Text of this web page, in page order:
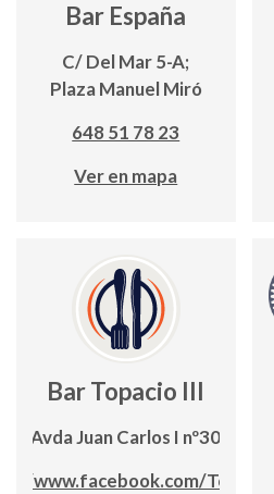
Bar España
C/ Del Mar 5-A;
Plaza Manuel Miró
648 51 78 23
Ver en mapa
Bar Topacio III
Avda Juan Carlos I nº30
www.facebook.com/Topacio3